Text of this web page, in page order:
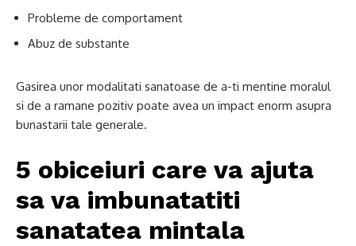
Probleme de comportament
Abuz de substante
Gasirea unor modalitati sanatoase de a-ti mentine moralul
si de a ramane pozitiv poate avea un impact enorm asupra
bunastarii tale generale.
5 obiceiuri care va ajuta
sa va imbunatatiti
sanatatea mintala